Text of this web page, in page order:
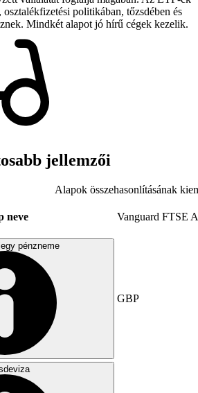
politikában, tőzsdében és
Mindkét alapot jó hírű cégek kezelik.
jellemzői
Alapok összehasonlításának
neve Vanguard FTSE
pénzneme
GBP